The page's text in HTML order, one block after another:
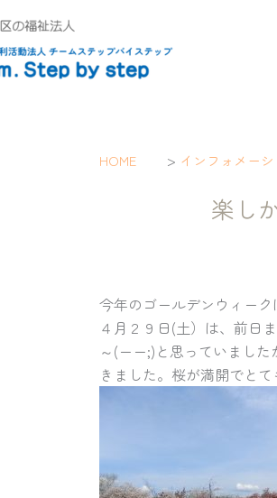
HOME > インフォメーシ
楽し
今年のゴールデンウィーク
４月２９日(土）は、前日
～(ーー;)と思っていまし
きました。桜が満開でと